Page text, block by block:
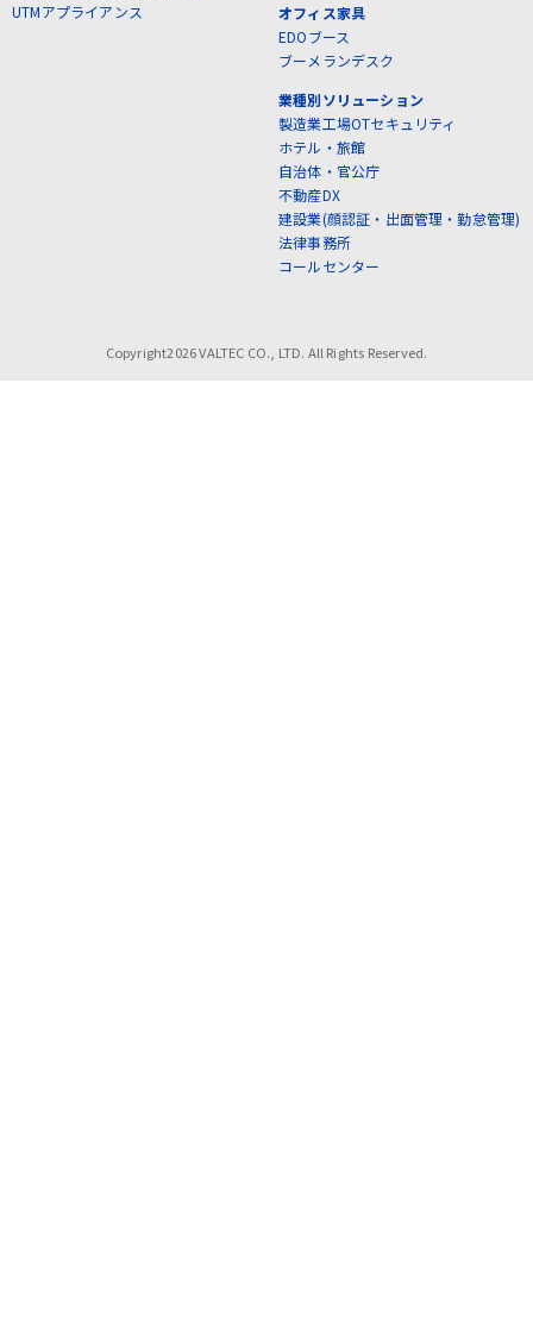
UTMアプライアンス
オフィス家具
EDOブース
ブーメランデスク
業種別ソリューション
製造業工場OTセキュリティ
ホテル・旅館
自治体・官公庁
不動産DX
建設業(顔認証・出面管理・勤怠管理)
法律事務所
コールセンター
Copyright2026 VALTEC CO., LTD. All Rights Reserved.